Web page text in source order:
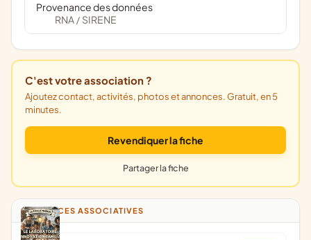
Provenance des données
RNA / SIRENE
C'est votre association ?
Ajoutez contact, activités, photos et annonces. Gratuit, en 5
minutes.
Revendiquer la fiche
Partager la fiche
ANNONCES ASSOCIATIVES